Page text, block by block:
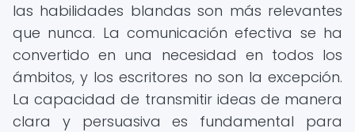
las habilidades blandas son más relevantes
que nunca. La comunicación efectiva se ha
convertido en una necesidad en todos los
ámbitos, y los escritores no son la excepción.
La capacidad de transmitir ideas de manera
clara y persuasiva es fundamental para